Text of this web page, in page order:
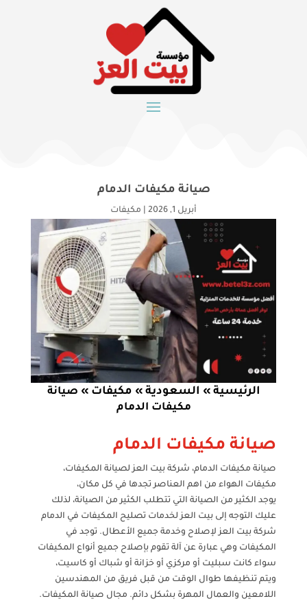
صيانة مكيفات الدمام
أبريل 1, 2026 مكيفات
الرئيسية » السعودية » مكيفات » صيانة
مكيفات الدمام
صيانة مكيفات الدمام
صيانة مكيفات الدمام، شركة بيت العز لصيانة المكيفات،
مكيفات الهواء من اهم العناصر تجدها في كل مكان،
يوجد الكثير من الصيانة التي تتطلب الكثير من الصيانة، لذلك
عليك التوجه إلى بيت العز لخدمات تصليح المكيفات في الدمام
شركة بيت العز لإصلاح وخدمة جميع الأعطال. توجد في
المكيفات وهي عبارة عن آلة تقوم بإصلاح جميع أنواع المكيفات
سواء كانت سبليت أو مركزي أو خزانة أو شباك أو كاسيت،
ويتم تنظيفها طوال الوقت من قبل فريق من المهندسين
اللامعين والعمال المهرة بشكل دائم. مجال صيانة المكيفات.